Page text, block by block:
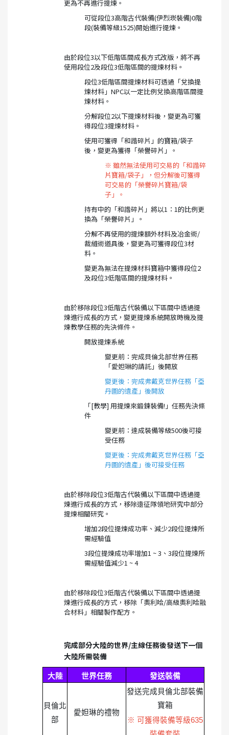
更為不再進行提煉。
可從段位3高階古代裝備(伊烈崁裝備)0階
段(裝備等級1525)開始進行提煉。
由於段位3以下低階區間成長方式改版，將不再
使用段位2及段位3低階區間的提煉材料。
段位3低階區間提煉材料可透過「兌換提
煉材料」NPC以一定比例兌換高階區間提
煉材料。
分解段位2以下提煉材料後，變更為可獲
得段位3提煉材料。
使用可獲得「和諧碎片」的寶箱/袋子
後，變更為獲得「榮譽碎片」。
※ 雖然無法使用可交易的「和諧碎
片寶箱/袋子」，但分解後可獲得
可交易的「榮譽碎片寶箱/袋
子」。
持有中的「和諧碎片」將以1：1的比例更
換為「榮譽碎片」。
分解不再使用的提煉額外材料及冶金術/
裁縫術道具後，變更為可獲得段位3材
料。
變更為無法在提煉材料寶箱中獲得段位2
及段位3低階區間的提煉材料。
由於移除段位3低階古代裝備以下區間中透過提
煉進行成長的方式，變更提煉系統開放時機及提
煉教學任務的先決條件。
開放提煉系統
變更前：完成貝倫北部世界任務
「愛妲琳的請託」後開放
變更後：完成弗戴克世界任務「亞
丹圖的遺產」後開放
「[教學] 用提煉來鍛鍊裝備!」任務先決條
件
變更前：達成裝備等級500後可接
受任務
變更後：完成弗戴克世界任務「亞
丹圖的遺產」後可接受任務
由於移除段位3低階古代裝備以下區間中透過提
煉進行成長的方式，移除遠征隊領地研究中部分
提煉相關研究。
增加2段位提煉成功率、減少2段位提煉所
需經驗值
3段位提煉成功率增加1 ~ 3、3段位提煉所
需經驗值減少1 ~ 4
由於移除段位3低階古代裝備以下區間中透過提
煉進行成長的方式，移除「奧利哈/高級奧利哈融
合材料」相關製作配方。
完成部分大陸的世界/主線任務後發送下一個
大陸所需裝備
大陸 世界任務 發送裝備
貝倫北
部
愛妲琳的禮物
發送完成貝倫北部裝備
寶箱
※ 可獲得裝備等級635